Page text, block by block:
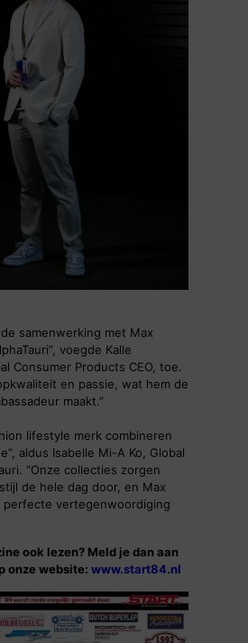
samenwerking met Max
voegde Kalle
Consumer Products CEO, toe.
en passie, wat hem de
maakt.”
lifestyle merk combineren
aldus Isabelle Mi-A Ko, Global
“Onze collecties zorgen
de hele dag door, en Max
perfecte vertegenwoordiging
ook lezen? Meld je dan aan
onze website: www.start84.nl